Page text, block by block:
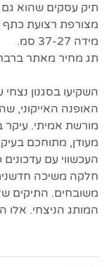
תיק עסקים שהוא
מצורפת רצועת כתף
מידה 37-27 סמ.
תג מחיר מאתר ברברי:
מורשת אמיתי. עיקר
מעודן, מתוחכם
העכשווי עם
חלקה משיכה
המותג הניצחי. אלו